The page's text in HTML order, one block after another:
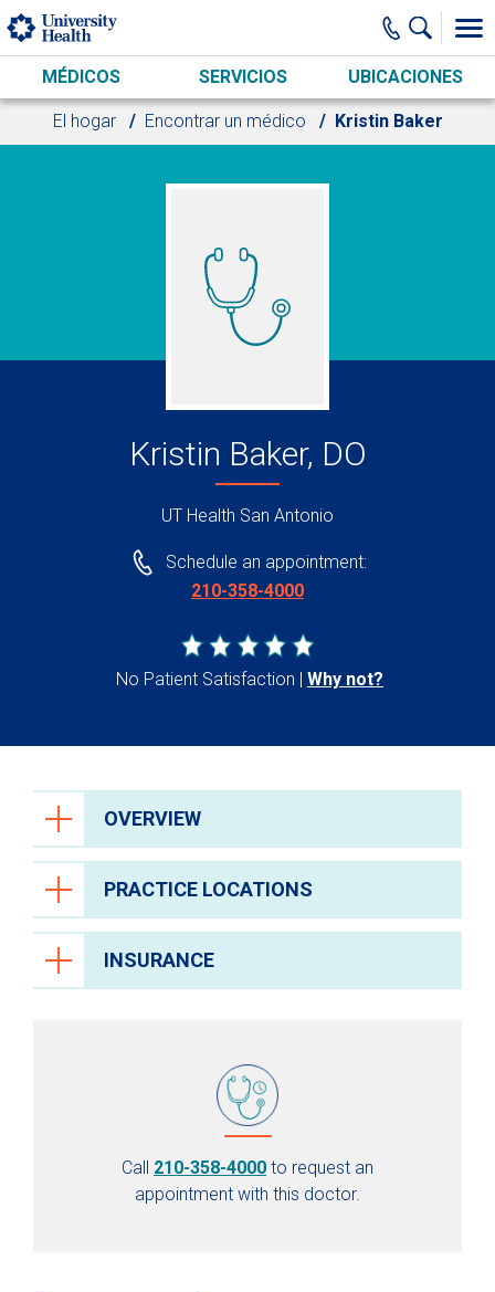
Skip to main content
MÉDICOS SERVICIOS UBICACIONES
El hogar Encontrar un médico Kristin Baker
Kristin Baker, DO
UT Health San Antonio
Schedule an appointment:
210-358-4000
No Patient Satisfaction Why not?
OVERVIEW
PRACTICE LOCATIONS
INSURANCE
Call 210-358-4000 to request an
appointment with this doctor.